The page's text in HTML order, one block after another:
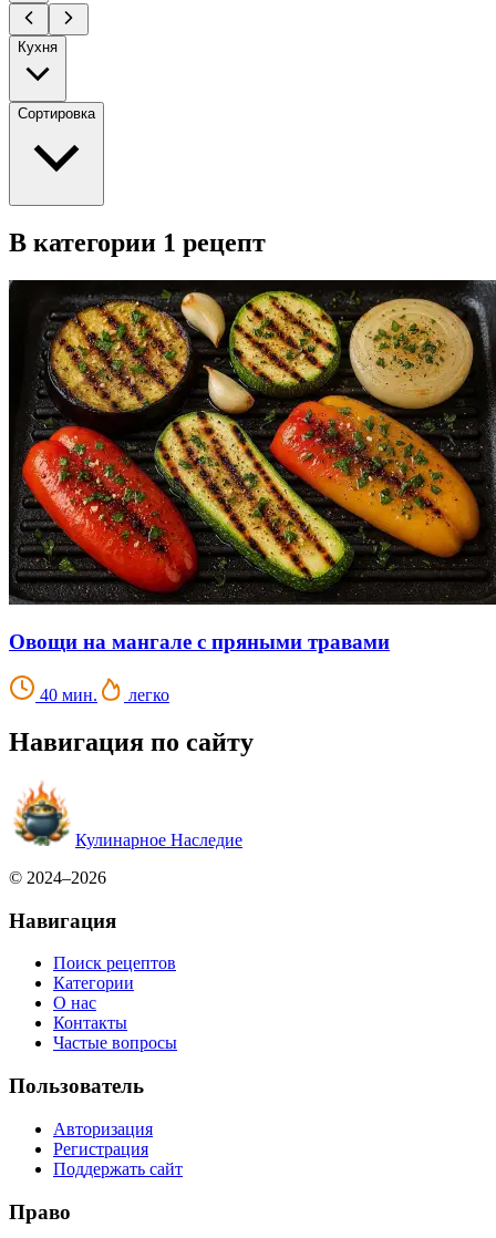
Кухня
Сортировка
В категории 1 рецепт
Овощи на мангале с пряными травами
40 мин. легко
Навигация по сайту
Кулинарное Наследие
© 2024–2026
Навигация
Поиск рецептов
Категории
О нас
Контакты
Частые вопросы
Пользователь
Авторизация
Регистрация
Поддержать сайт
Право